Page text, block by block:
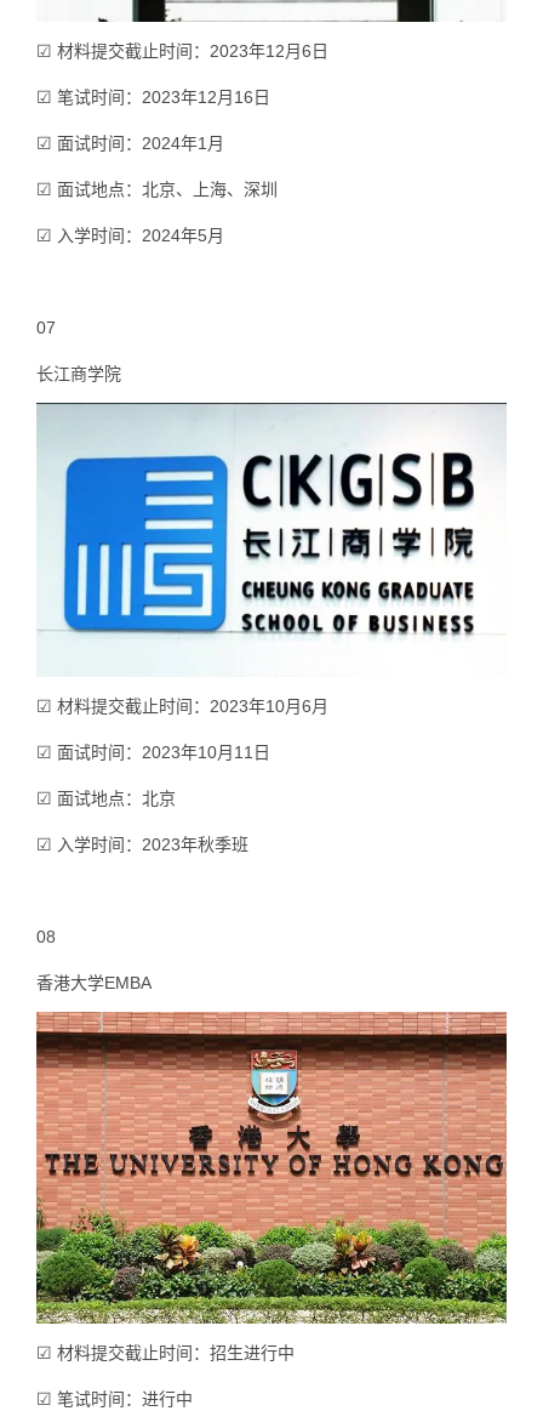
☑ 材料提交截止时间：2023年12月6日
☑ 笔试时间：2023年12月16日
☑ 面试时间：2024年1月
☑ 面试地点：北京、上海、深圳
☑ 入学时间：2024年5月
07
长江商学院
☑ 材料提交截止时间：2023年10月6月
☑ 面试时间：2023年10月11日
☑ 面试地点：北京
☑ 入学时间：2023年秋季班
08
香港大学EMBA
☑ 材料提交截止时间：招生进行中
☑ 笔试时间：进行中